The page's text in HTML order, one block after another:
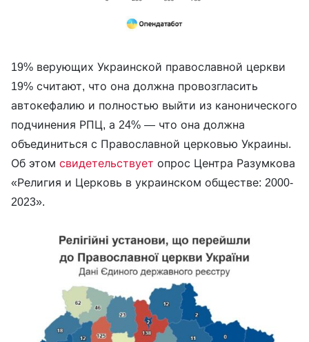
19% верующих Украинской православной церкви
19% считают, что она должна провозгласить
автокефалию и полностью выйти из канонического
подчинения РПЦ, а 24% — что она должна
объединиться с Православной церковью Украины.
Об этом свидетельствует опрос Центра Разумкова
«Религия и Церковь в украинском обществе: 2000-
2023».